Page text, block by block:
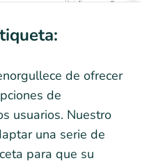
de ofrecer
de
usuarios. Nuestro
una serie de
para que su